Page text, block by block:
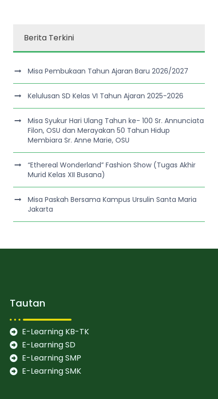
Berita Terkini
Misa Pembukaan Tahun Ajaran Baru 2026/2027
Kelulusan SD Kelas VI Tahun Ajaran 2025-2026
Misa Syukur Hari Ulang Tahun ke- 100 Sr. Annunciata
Filon, OSU dan Merayakan 50 Tahun Hidup
Membiara Sr. Anne Marie, OSU
“Ethereal Wonderland” Fashion Show (Tugas Akhir
Murid Kelas XII Busana)
Misa Paskah Bersama Kampus Ursulin Santa Maria
Jakarta
Tautan
E-Learning KB-TK
E-Learning SD
E-Learning SMP
E-Learning SMK